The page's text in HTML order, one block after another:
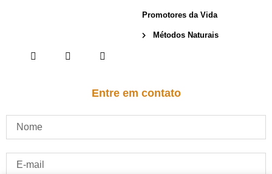
Promotores da Vida
Métodos Naturais
Entre em contato